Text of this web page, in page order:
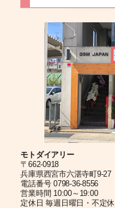
モトダイアリー
〒662-0918
兵庫県西宮市六湛寺町9-27
電話番号 0798-36-8556
営業時間 10:00～19:00
定休日 毎週日曜日・不定休